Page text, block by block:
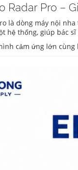
Radar Pro –
là dòng máy nội
hệ thống, giúp bác
cảm ứng lớn